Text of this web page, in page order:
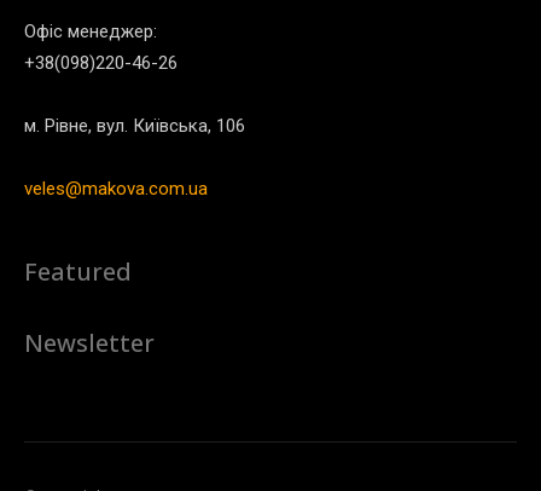
Офіс менеджер:
+38(098)220-46-26
м. Рівне, вул. Київська, 106
veles@makova.com.ua
Featured
Newsletter